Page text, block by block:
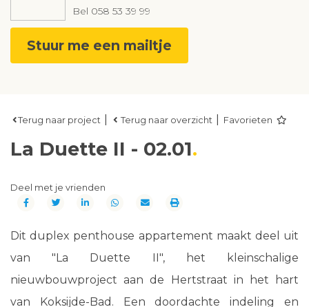
Bel 058 53 39 99
Stuur me een mailtje
Terug naar project Terug naar overzicht Favorieten
La Duette II - 02.01
Deel met je vrienden
Dit duplex penthouse appartement maakt deel uit
van "La Duette II", het kleinschalige
nieuwbouwproject aan de Hertstraat in het hart
van Koksijde-Bad. Een doordachte indeling en